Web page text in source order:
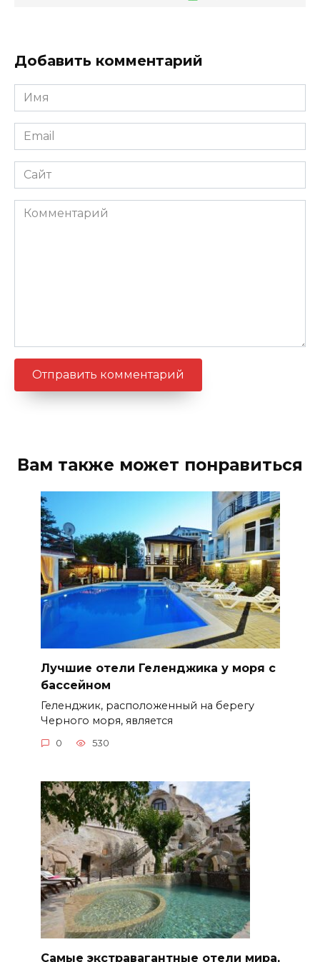
Добавить комментарий
Имя
*
Email
*
Сайт
Комментарий
Вам также может понравиться
Лучшие отели Геленджика у моря с
бассейном
Геленджик, расположенный на берегу
Черного моря, является
0 530
Самые экстравагантные отели мира,